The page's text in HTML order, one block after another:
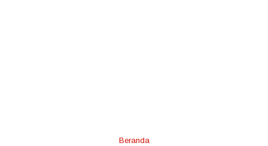
Beranda